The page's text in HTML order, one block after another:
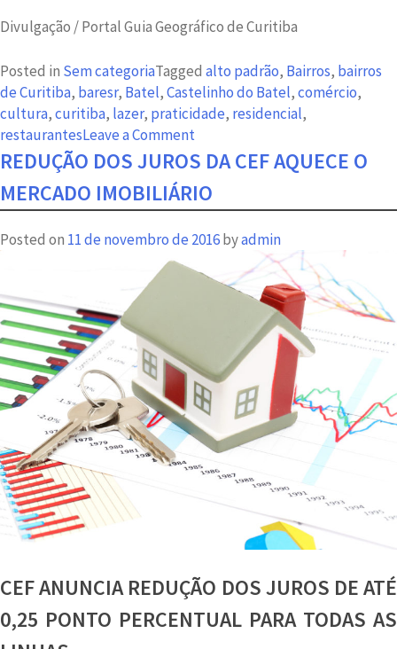
Divulgação / Portal Guia Geográfico de Curitiba
Posted in Sem categoriaTagged alto padrão, Bairros, bairros
de Curitiba, baresr, Batel,Castelinho do Batel,comércio,
cultura,curitiba, lazer, praticidade, residencial,
restaurantesLeave a Comment
Bairro
se
pela
da
praticidade
padrão
REDUÇÃO DOS JUROS DA CEF AQUECE O
MERCADO IMOBILIÁRIO
Posted on 11 de novembro de 2016byadmin
CEF ANUNCIA REDUÇÃO DOS JUROS DE ATÉ
0,25 PONTO PERCENTUAL PARA TODAS AS